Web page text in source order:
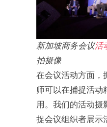
新加坡商务会议活
拍摄像
在会议活动方面，
师可以在捕捉活
用。我们的活动摄
捉会议组织者展示